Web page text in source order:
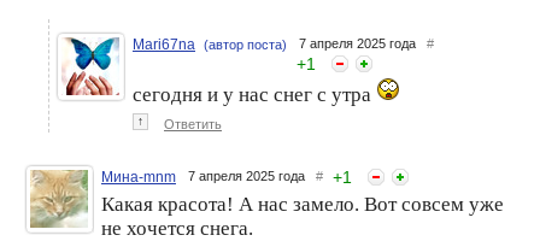
Mari67na (автор поста) 7 апреля 2025 года #
+1
сегодня и у нас снег с утра
↑ Ответить
Мина-mnm 7 апреля 2025 года # +1
Какая красота! А нас замело. Вот совсем уже
не хочется снега.